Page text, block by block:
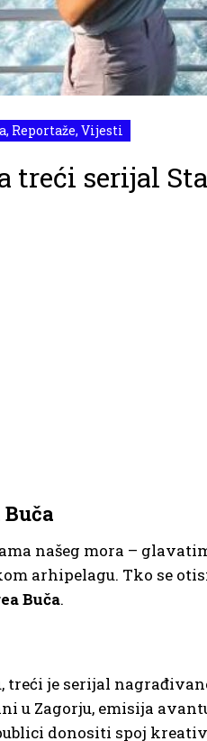
, Reportaže, Vijesti
treći serijal
našeg mora –
arhipelagu. Tko se
Buča.
je serijal
u Zagorju, emisija
donositi spoj